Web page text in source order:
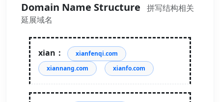
Domain Name Structure
拼写结构相关
延展域名
xian：
xianfenqi.com
xiannang.com
xianfo.com